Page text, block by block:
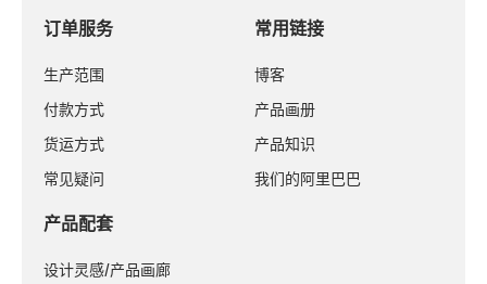
订单服务
生产范围
付款方式
货运方式
常见疑问
常用链接
博客
产品画册
产品知识
我们的阿里巴巴
产品配套
设计灵感/产品画廊